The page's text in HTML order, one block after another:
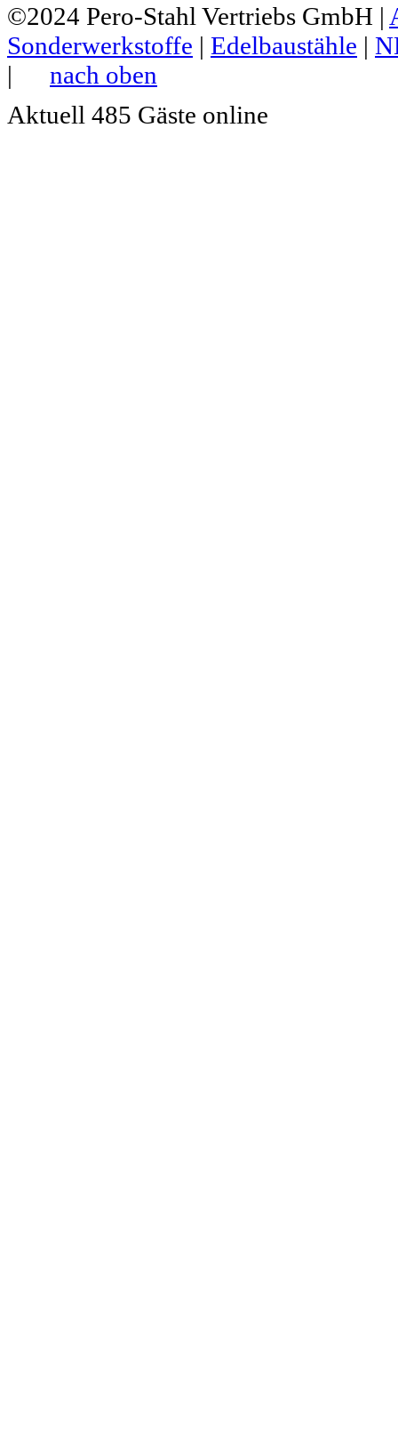
©2024 Pero-Stahl Vertriebs GmbH |
Sonderwerkstoffe | Edelbaustähle |
| nach oben
Aktuell 485 Gäste online